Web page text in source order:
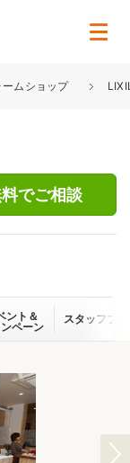
ムショップ
でご相談
ント＆
ペーン
スタッフブ